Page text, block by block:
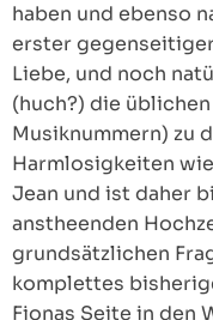
haben und ebenso
erster
Liebe, und noch
(huch?) die
Musiknummern) zu
Harmlosigkeiten
Jean und ist daher
anstheenden
grundsätzlichen
komplettes
Fionas Seite in den